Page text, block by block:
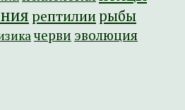
рептилиирыбы
черви эволюция